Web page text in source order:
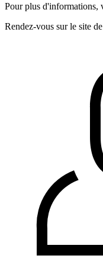
Pour plus d'informations,
Rendez-vous sur le site